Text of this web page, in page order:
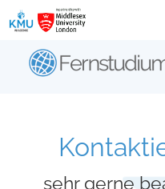
Zum
Inhalt
springen
sehr gerne